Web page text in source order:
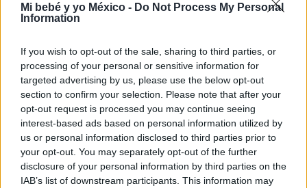
Mi bebé y yo México - Do Not Process My Personal
Information
If you wish to opt-out of the sale, sharing to third parties, or
processing of your personal or sensitive information for
targeted advertising by us, please use the below opt-out
section to confirm your selection. Please note that after your
opt-out request is processed you may continue seeing
interest-based ads based on personal information utilized by
us or personal information disclosed to third parties prior to
your opt-out. You may separately opt-out of the further
disclosure of your personal information by third parties on the
IAB’s list of downstream participants. This information may
Desarrollo psicomotor de 0 a 3 años
LEER